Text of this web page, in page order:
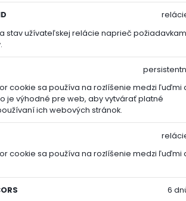
stav užívateľskej relácie naprieč
cookie sa používa na rozlíšenie medzi ľuďmi
je výhodné pre web, aby vytvárať platné
ich webových stránok.
cookie sa používa na rozlíšenie medzi ľuďmi
6